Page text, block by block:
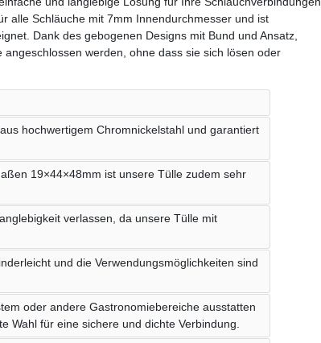
alle Schläuche mit 7mm Innendurchmesser und ist
Dank des gebogenen Designs mit Bund und Ansatz,
werden, ohne dass sie sich lösen oder
hochwertigem Chromnickelstahl und garantiert
19×44×48mm ist unsere Tülle zudem sehr
verlassen, da unsere Tülle mit
und die Verwendungsmöglichkeiten sind
oder andere Gastronomiebereiche ausstatten
Wahl für eine sichere und dichte Verbindung.